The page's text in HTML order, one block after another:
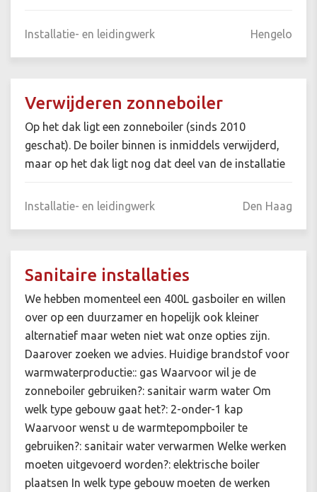
Installatie- en leidingwerk Hengelo
Verwijderen zonneboiler
Op het dak ligt een zonneboiler (sinds 2010
geschat). De boiler binnen is inmiddels verwijderd,
maar op het dak ligt nog dat deel van de installatie
Installatie- en leidingwerk Den Haag
Sanitaire installaties
We hebben momenteel een 400L gasboiler en willen
over op een duurzamer en hopelijk ook kleiner
alternatief maar weten niet wat onze opties zijn.
Daarover zoeken we advies. Huidige brandstof voor
warmwaterproductie:: gas Waarvoor wil je de
zonneboiler gebruiken?: sanitair warm water Om
welk type gebouw gaat het?: 2-onder-1 kap
Waarvoor wenst u de warmtepompboiler te
gebruiken?: sanitair water verwarmen Welke werken
moeten uitgevoerd worden?: elektrische boiler
plaatsen In welk type gebouw moeten de werken